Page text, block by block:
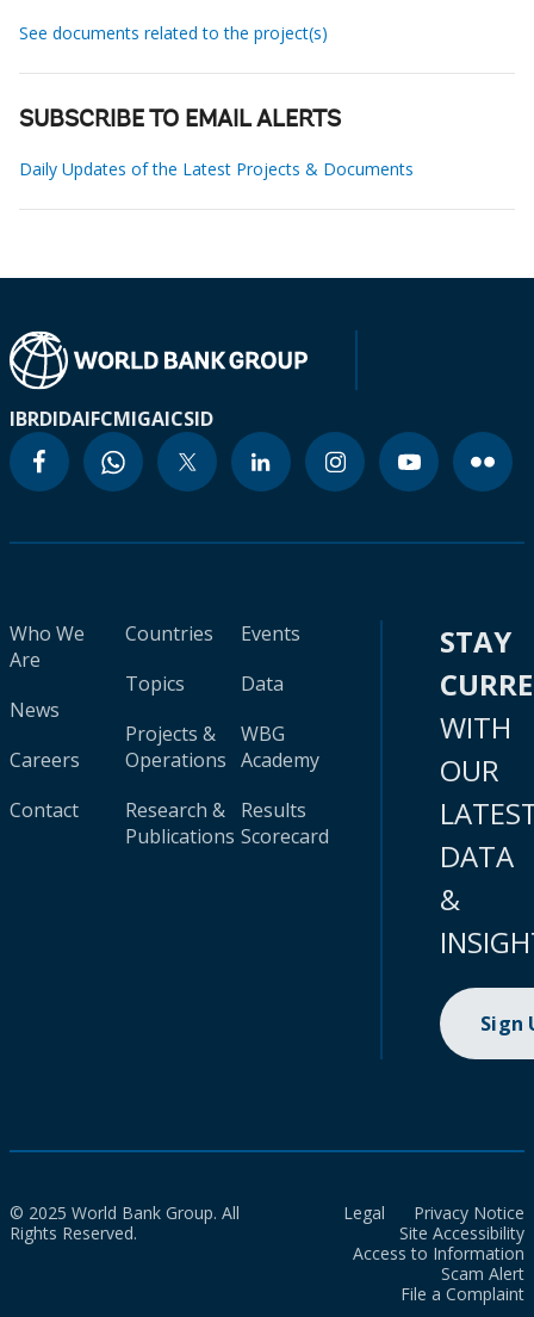
See documents related to the project(s)
SUBSCRIBE TO EMAIL ALERTS
Daily Updates of the Latest Projects & Documents
IBRDIDAIFCMIGAICSID
Who We
Are
News
Careers
Contact
Countries
Topics
Projects &
Operations
Research &
Publications
Events
Data
WBG
Academy
Results
Scorecard
STAY
WITH
OUR
DATA
&
Sign
© 2025 World Bank Group. All
Rights Reserved.
Legal
Privacy Notice
Site Accessibility
Access to Information
Scam Alert
File a Complaint